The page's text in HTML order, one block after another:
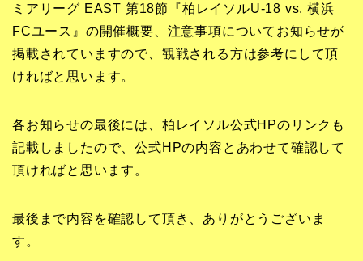
ミアリーグ EAST 第18節『柏レイソルU-18 vs. 横浜
FCユース』の開催概要、注意事項についてお知らせが
掲載されていますので、観戦される方は参考にして頂
ければと思います。
各お知らせの最後には、柏レイソル公式HPのリンクも
記載しましたので、公式HPの内容とあわせて確認して
頂ければと思います。
最後まで内容を確認して頂き、ありがとうございま
す。